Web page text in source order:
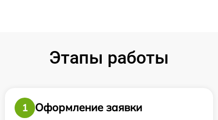
Этапы работы
1
Оформление заявки